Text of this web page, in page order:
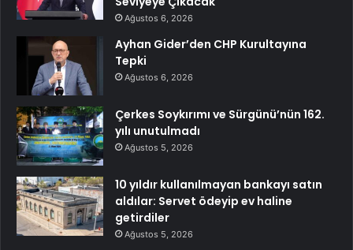
Ağustos 6, 2026
Ayhan Gider’den CHP Kurultayına
Tepki
Ağustos 6, 2026
Çerkes Soykırımı ve Sürgünü’nün 162.
yılı unutulmadı
Ağustos 5, 2026
10 yıldır kullanılmayan bankayı satın
aldılar: Servet ödeyip ev haline
getirdiler
Ağustos 5, 2026